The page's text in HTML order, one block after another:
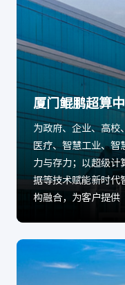
厦门鲲鹏超算
为政府、企业、高校
医疗、智慧工业、智
力与存力；以超级计
据等技术赋能新时代
构融合，为客户提